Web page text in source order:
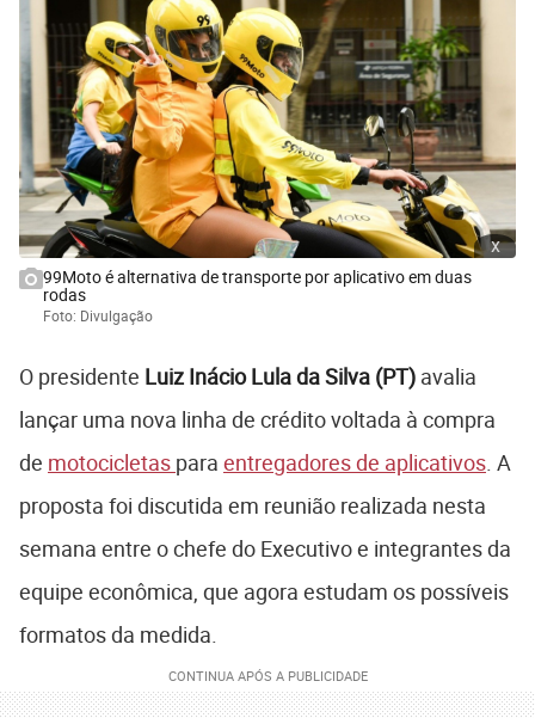
x
99Moto é alternativa de transporte por aplicativo em duas
rodas
Foto: Divulgação
O presidente Luiz Inácio Lula da Silva (PT) avalia
lançar uma nova linha de crédito voltada à compra
de motocicletas para entregadores de aplicativos . A
proposta foi discutida em reunião realizada nesta
semana entre o chefe do Executivo e integrantes da
equipe econômica, que agora estudam os possíveis
formatos da medida.